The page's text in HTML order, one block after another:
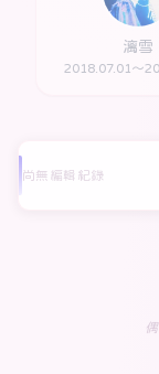
漓雪
2018.07.01～
尚無編輯紀錄